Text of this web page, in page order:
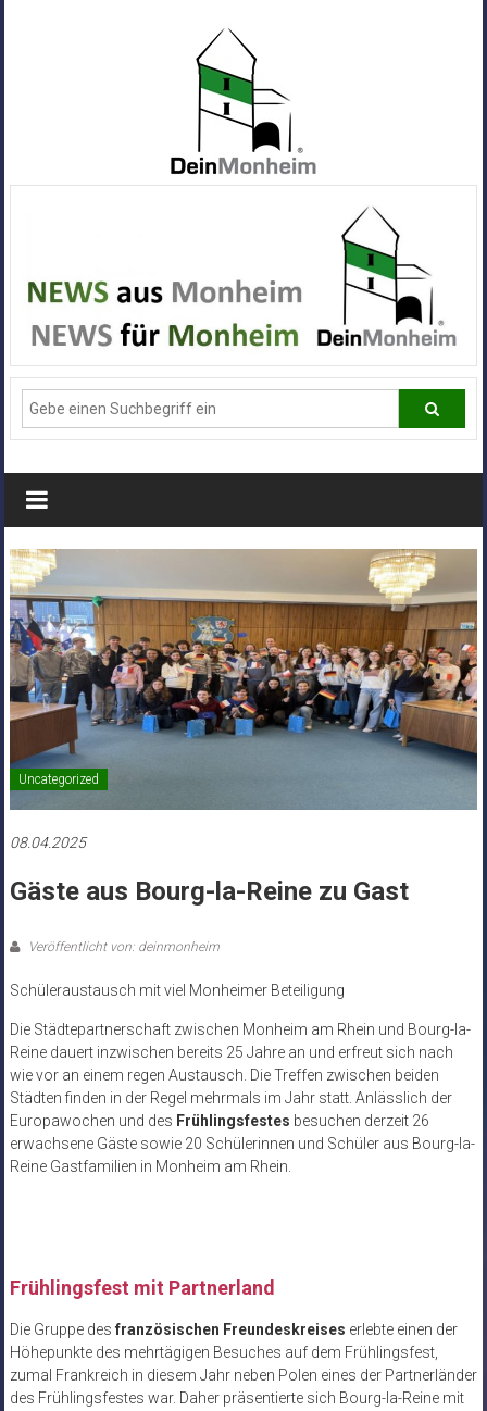
Alle
News
aus
Deiner
Stadt
Monheim
Uncategorized
08.04.2025
Gäste aus Bourg-la-Reine zu Gast
Veröffentlicht von: deinmonheim
Schüleraustausch mit viel Monheimer Beteiligung
Die Städtepartnerschaft zwischen Monheim am Rhein und Bourg-la-
Reine dauert inzwischen bereits 25 Jahre an und erfreut sich nach
wie vor an einem regen Austausch. Die Treffen zwischen beiden
Städten finden in der Regel mehrmals im Jahr statt. Anlässlich der
Europawochen und des Frühlingsfestes besuchen derzeit 26
erwachsene Gäste sowie 20 Schülerinnen und Schüler aus Bourg-la-
Reine Gastfamilien in Monheim am Rhein.
Frühlingsfest mit Partnerland
Die Gruppe des französischen Freundeskreises erlebte einen der
Höhepunkte des mehrtägigen Besuches auf dem Frühlingsfest,
zumal Frankreich in diesem Jahr neben Polen eines der Partnerländer
des Frühlingsfestes war. Daher präsentierte sich Bourg-la-Reine mit